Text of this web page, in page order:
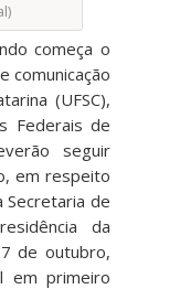
começa o
comunicação
(UFSC),
Federais de
seguir
em respeito
Secretaria de
da
de outubro,
em primeiro